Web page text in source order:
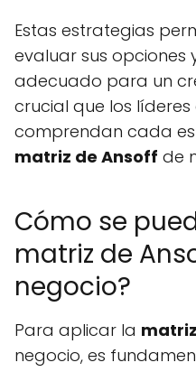
Estas estrategias
evaluar sus opciones
adecuado para un
crucial que los
comprendan cada
matriz de Ansoff de
Cómo se
matriz de
negocio?
Para aplicar la
negocio, es